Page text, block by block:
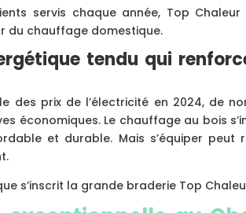
servis chaque année, Top Chaleur
du chauffage domestique.
tendu qui
des prix de l’électricité en 2024, de
économiques. Le chauffage au bois
et durable. Mais s’équiper peut
s’inscrit la grande braderie Top